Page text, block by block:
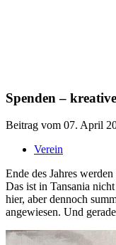
Spenden –
Beitrag vom 07. April
Verein
Ende des Jahres
Das ist in Tansania
hier, aber dennoch
angewiesen. Und